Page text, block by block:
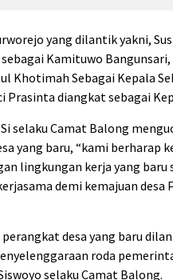
yang dilantik yakni,
Kamituwo
Khotimah Sebagai Kepala
Prasinta diangkat sebagai
selaku Camat Balong
yang baru, “kami berharap
lingkungan kerja yang baru
demi kemajuan desa
desa yang baru
roda
selaku Camat Balong.